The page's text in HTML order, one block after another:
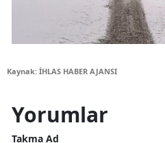
Kaynak: İHLAS HABER AJANSI
Yorumlar
Takma Ad